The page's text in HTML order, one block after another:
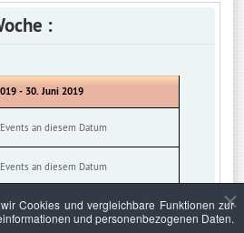
:
- 30. Juni 2019
an diesem Datum
an diesem Datum
an diesem Datum
Cookies und vergleichbare Funktionen zur
und personenbezogenen Daten.